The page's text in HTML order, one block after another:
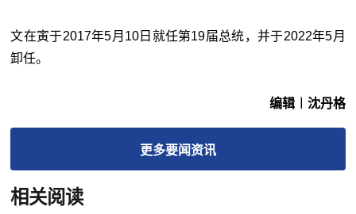
文在寅于2017年5月10日就任第19届总统，并于2022年5月
卸任。
编辑︱沈丹格
更多要闻资讯
相关阅读